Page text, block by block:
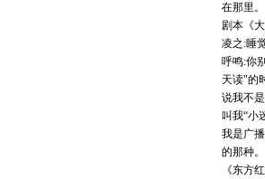
在那里
剧本《
凌之:睡
呼鸣:你
天读"的
说我不
叫我“小
我是广
的那种
《东方